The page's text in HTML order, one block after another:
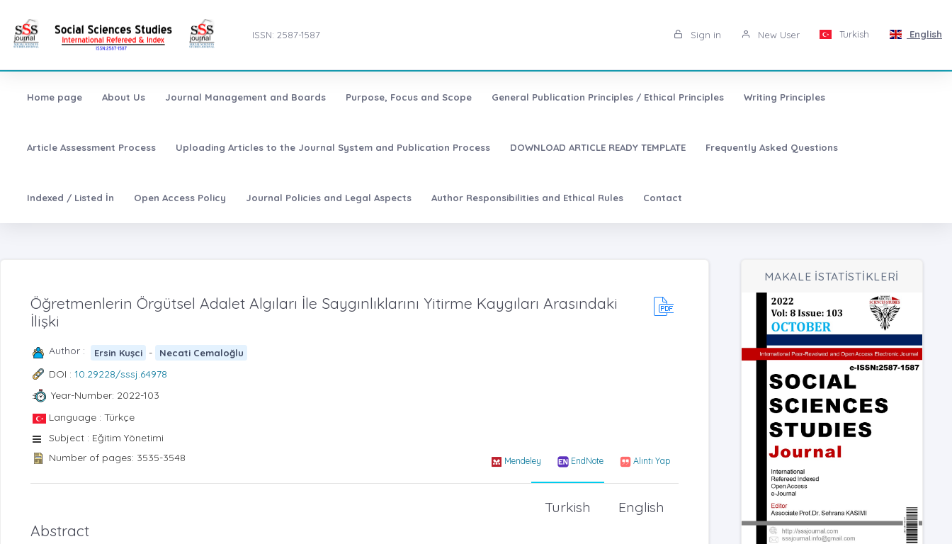
ISSN: 2587-1587 Sign in New User Turkish English
Home page About Us Journal Management and Boards Purpose, Focus and Scope General Publication Principles / Ethical Principles Writing Principles
Article Assessment Process Uploading Articles to the Journal System and Publication Process DOWNLOAD ARTICLE READY TEMPLATE Frequently Asked Questions
Indexed / Listed İn Open Access Policy Journal Policies and Legal Aspects Author Responsibilities and Ethical Rules Contact
Öğretmenlerin Örgütsel Adalet Algıları İle Saygınlıklarını Yitirme Kaygıları Arasındaki
İlişki
Author : Ersin Kuşci - Necati Cemaloğlu
DOI : 10.29228/sssj.64978
Year-Number: 2022-103
Language : Türkçe
Subject : Eğitim Yönetimi
Number of pages: 3535-3548
Mendeley EndNote Alıntı Yap
English
Turkish
Abstract
MAKALE İSTATİSTİKLERİ